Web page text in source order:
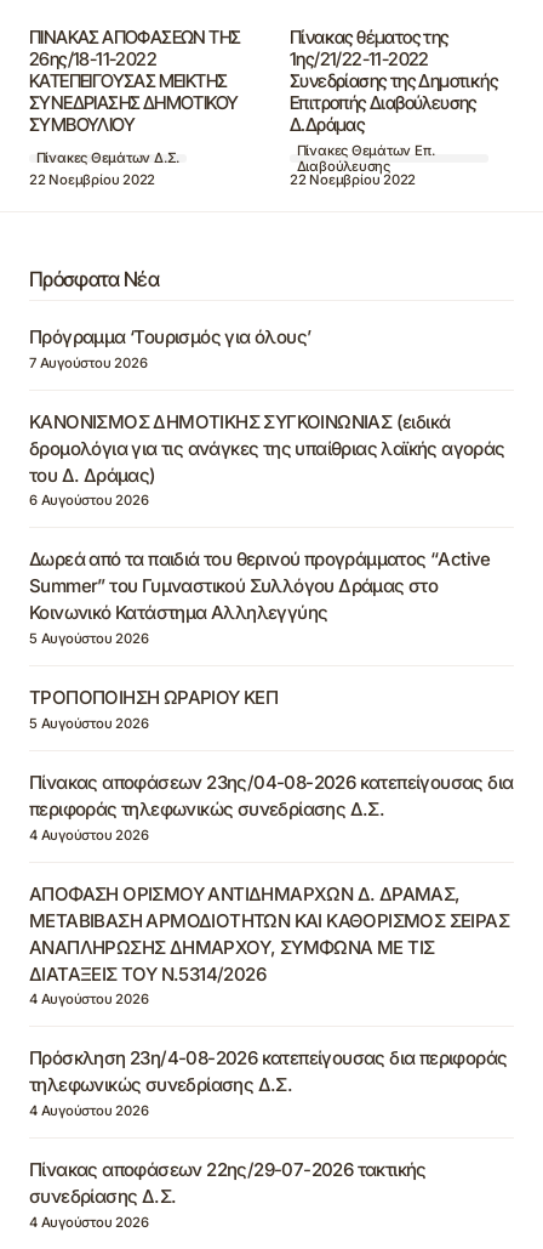
ΠΙΝΑΚΑΣ ΑΠΟΦΑΣΕΩΝ ΤΗΣ
26ης/18-11-2022
ΚΑΤΕΠΕΙΓΟΥΣΑΣ ΜΕΙΚΤΗΣ
ΣΥΝΕΔΡΙΑΣΗΣ ΔΗΜΟΤΙΚΟΥ
ΣΥΜΒΟΥΛΙΟΥ
Πίνακες Θεμάτων Δ.Σ.
22 Νοεμβρίου 2022
Πίνακας θέματος της
1ης/21/22-11-2022
Συνεδρίασης της Δημοτικής
Επιτροπής Διαβούλευσης
Δ.Δράμας
Πίνακες Θεμάτων Επ.
Διαβούλευσης
22 Νοεμβρίου 2022
Πρόσφατα Νέα
Πρόγραμμα ‘Τουρισμός για όλους’
7 Αυγούστου 2026
ΚΑΝΟΝΙΣΜΟΣ ΔΗΜΟΤΙΚΗΣ ΣΥΓΚΟΙΝΩΝΙΑΣ (ειδικά
δρομολόγια για τις ανάγκες της υπαίθριας λαϊκής αγοράς
του Δ. Δράμας)
6 Αυγούστου 2026
Δωρεά από τα παιδιά του θερινού προγράμματος “Active
Summer” του Γυμναστικού Συλλόγου Δράμας στο
Κοινωνικό Κατάστημα Αλληλεγγύης
5 Αυγούστου 2026
ΤΡΟΠΟΠΟΙΗΣΗ ΩΡΑΡΙΟΥ ΚΕΠ
5 Αυγούστου 2026
Πίνακας αποφάσεων 23ης/04-08-2026 κατεπείγουσας δια
περιφοράς τηλεφωνικώς συνεδρίασης Δ.Σ.
4 Αυγούστου 2026
ΑΠΟΦΑΣΗ ΟΡΙΣΜΟΥ ΑΝΤΙΔΗΜΑΡΧΩΝ Δ. ΔΡΑΜΑΣ,
ΜΕΤΑΒΙΒΑΣΗ ΑΡΜΟΔΙΟΤΗΤΩΝ ΚΑΙ ΚΑΘΟΡΙΣΜΟΣ ΣΕΙΡΑΣ
ΑΝΑΠΛΗΡΩΣΗΣ ΔΗΜΑΡΧΟΥ, ΣΥΜΦΩΝΑ ΜΕ ΤΙΣ
ΔΙΑΤΑΞΕΙΣ ΤΟΥ Ν.5314/2026
4 Αυγούστου 2026
Πρόσκληση 23η/4-08-2026 κατεπείγουσας δια περιφοράς
τηλεφωνικώς συνεδρίασης Δ.Σ.
4 Αυγούστου 2026
Πίνακας αποφάσεων 22ης/29-07-2026 τακτικής
συνεδρίασης Δ.Σ.
4 Αυγούστου 2026